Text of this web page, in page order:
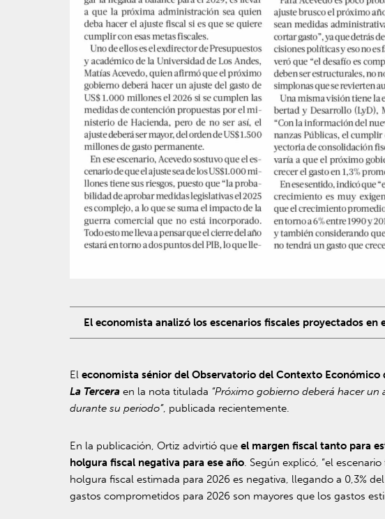
El economista analizó los escenarios fiscales proyectados
Eleconomista sénior del Observatorio del Contexto
La Tercera en la nota titulada “Próximo gobierno deberá hacer
durante su periodo”, publicada recientemente.
En la publicación, Ortiz advirtió queel margen fiscal tanto para
holgura fiscal negativa para ese año. Según explicó, “el
holgura fiscal estimada para 2026 es negativa, llegando a 0,3%
gastos comprometidos para 2026 son mayores que los gastos